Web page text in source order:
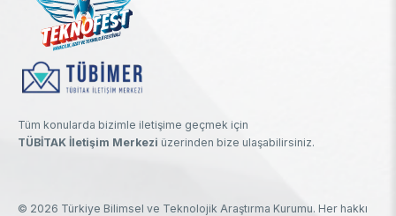
Tüm konularda bizimle iletişime geçmek için
TÜBİTAK İletişim Merkezi üzerinden bize ulaşabilirsiniz.
© 2026 Türkiye Bilimsel ve Teknolojik Araştırma Kurumu. Her hakkı